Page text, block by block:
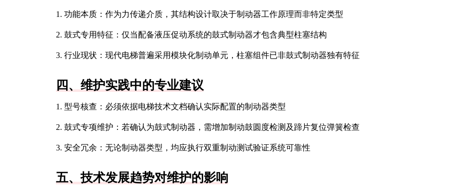
1. 功能本质：作为力传递介质，其结构设计取决于制动器工作原理而非特定类型
2. 鼓式专用特征：仅当配备液压促动系统的鼓式制动器才包含典型柱塞结构
3. 行业现状：现代电梯普遍采用模块化制动单元，柱塞组件已非鼓式制动器独有特征
四、维护实践中的专业建议
1. 型号核查：必须依据电梯技术文档确认实际配置的制动器类型
2. 鼓式专项维护：若确认为鼓式制动器，需增加制动鼓圆度检测及蹄片复位弹簧检查
3. 安全冗余：无论制动器类型，均应执行双重制动测试验证系统可靠性
五、技术发展趋势对维护的影响